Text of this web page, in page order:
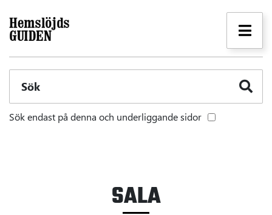
Sök
Sök endast på denna och underliggande sidor
SALA